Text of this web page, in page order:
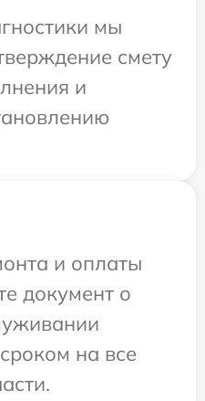
мы
смету
и
и оплаты
документ о
на все